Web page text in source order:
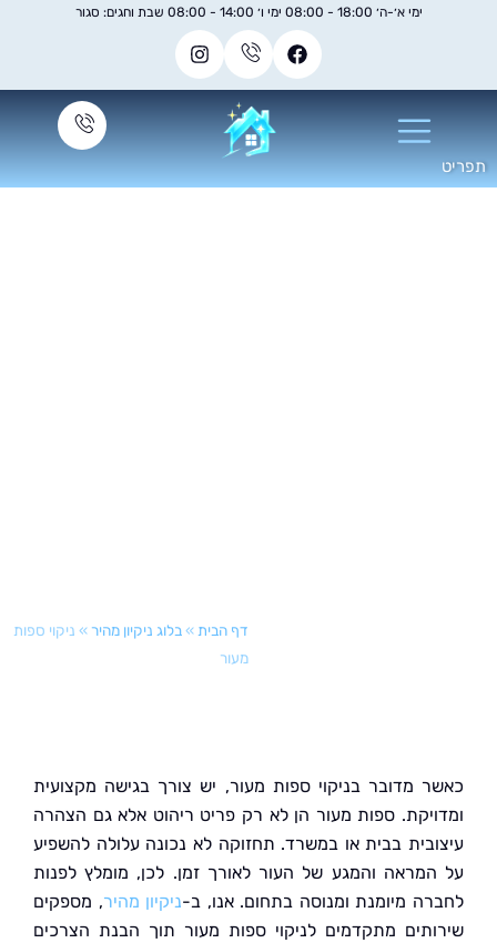
»בלוג ניקיון מהיר »ניקוי ספות
מדובר בניקוי ספות מעור, יש צורך בגישה מקצועית
ספות מעור הן לא רק פריט ריהוט אלא גם הצהרה
בבית או במשרד. תחזוקה לא נכונה עלולה להשפיע
והמגע של העור לאורך זמן. לכן, מומלץ לפנות
מיומנת ומנוסה בתחום. אנו, ב-ניקיון מהיר, מספקים
מתקדמים לניקוי ספות מעור תוך הבנת הצרכים